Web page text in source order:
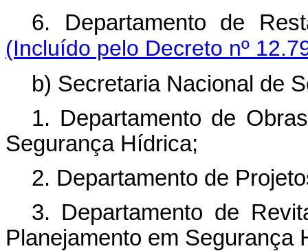
6. Departamento de
(Incluído pelo Decreto nº
b) Secretaria Nacional de
1. Departamento de
Segurança Hídrica;
2. Departamento de
3. Departamento de
Planejamento em Segurança